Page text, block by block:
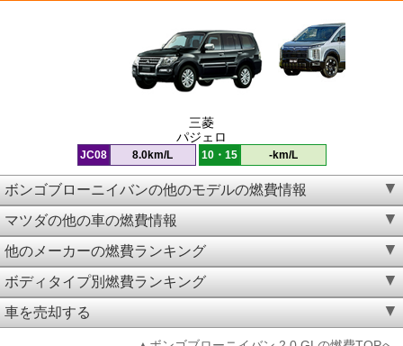
三菱
パジェロ
JC08 8.0km/L 10・15 -km/L
ボンゴブローニイバンの他のモデルの燃費情報
マツダの他の車の燃費情報
他のメーカーの燃費ランキング
ボディタイプ別燃費ランキング
車を売却する